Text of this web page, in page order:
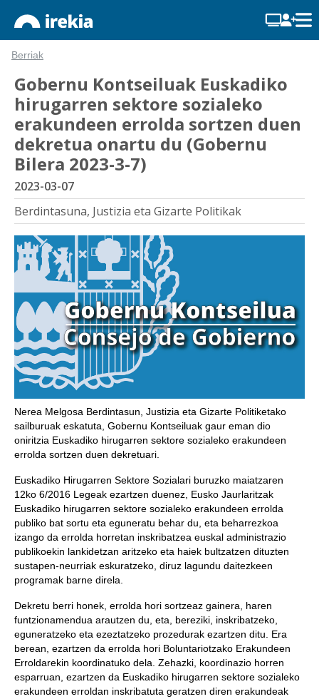
Berriak
Gobernu Kontseiluak Euskadiko
hirugarren sektore sozialeko
erakundeen errolda sortzen duen
dekretua onartu du (Gobernu
Bilera 2023-3-7)
2023-03-07
Berdintasuna, Justizia eta Gizarte Politikak
Nerea Melgosa Berdintasun, Justizia eta Gizarte Politiketako
sailburuak eskatuta, Gobernu Kontseiluak gaur eman dio
oniritzia Euskadiko hirugarren sektore sozialeko erakundeen
errolda sortzen duen dekretuari.
Euskadiko Hirugarren Sektore Sozialari buruzko maiatzaren
12ko 6/2016 Legeak ezartzen duenez, Eusko Jaurlaritzak
Euskadiko hirugarren sektore sozialeko erakundeen errolda
publiko bat sortu eta eguneratu behar du, eta beharrezkoa
izango da errolda horretan inskribatzea euskal administrazio
publikoekin lankidetzan aritzeko eta haiek bultzatzen dituzten
sustapen-neurriak eskuratzeko, diruz lagundu daitezkeen
programak barne direla.
Dekretu berri honek, errolda hori sortzeaz gainera, haren
funtzionamendua arautzen du, eta, bereziki, inskribatzeko,
eguneratzeko eta ezeztatzeko prozedurak ezartzen ditu. Era
berean, ezartzen da errolda hori Boluntariotzako Erakundeen
Erroldarekin koordinatuko dela. Zehazki, koordinazio horren
esparruan, ezartzen da Euskadiko hirugarren sektore sozialeko
erakundeen erroldan inskribatuta geratzen diren erakundeak